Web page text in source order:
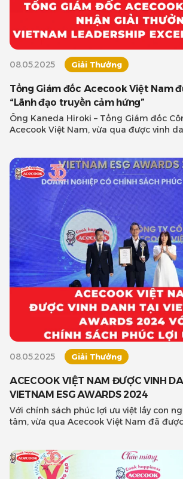
08.05.2025 Giải Thưởng
Tổng Giám đốc Acecook Việt Nam
“Lãnh đạo truyền cảm hứng”
Ông Kaneda Hiroki – Tổng Giám đốc
Acecook Việt Nam, vừa qua được vinh
08.05.2025 Giải Thưởng
ACECOOK VIỆT NAM ĐƯỢC VINH
VIETNAM ESG AWARDS 2024
Với chính sách phúc lợi ưu việt lấy con
tâm, vừa qua Acecook Việt Nam đã